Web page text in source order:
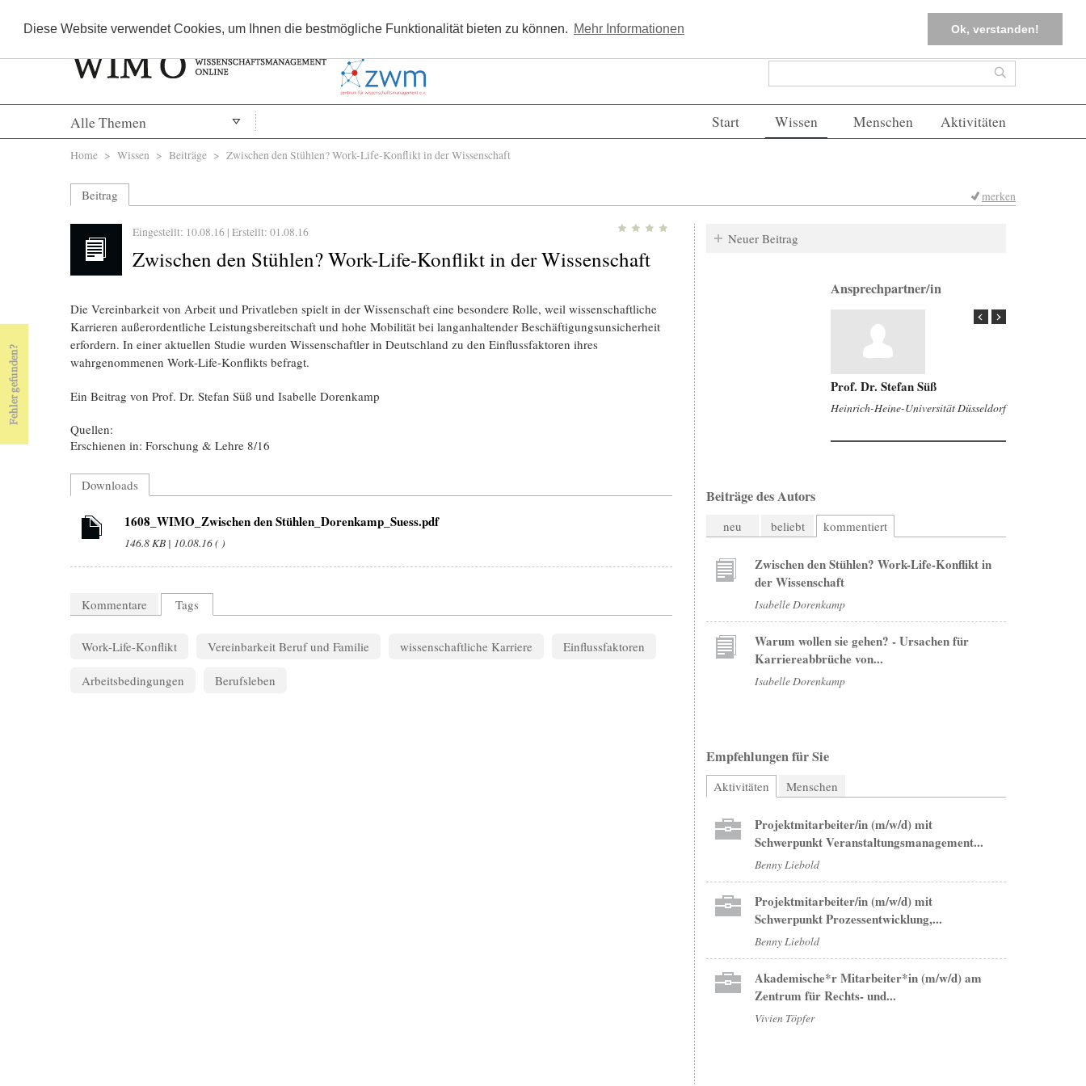
Diese Website verwendet Cookies, um Ihnen die bestmögliche Funktionalität bieten zu können. Mehr Informationen Ok, verstanden!
Kostenlos registrieren FAQs Einloggen
Suchformular Suche
Alle Themen Start Wissen Menschen Aktivitäten
Sie sind hier
Home > Wissen > Beiträge > Zwischen den Stühlen? Work-Life-Konflikt in der Wissenschaft
Beitrag merken
Eingestellt: 10.08.16 | Erstellt: 01.08.16
Zwischen den Stühlen? Work-Life-Konflikt in der Wissenschaft
Die Vereinbarkeit von Arbeit und Privatleben spielt in der Wissenschaft eine besondere Rolle, weil wissenschaftliche
Karrieren außerordentliche Leistungsbereitschaft und hohe Mobilität bei langanhaltender Beschäftigungsunsicherheit
erfordern. In einer aktuellen Studie wurden Wissenschaftler in Deutschland zu den Einflussfaktoren ihres
wahrgenommenen Work-Life-Konflikts befragt.
Ein Beitrag von Prof. Dr. Stefan Süß und Isabelle Dorenkamp
Quellen:
Erschienen in: Forschung & Lehre 8/16
Downloads
1608_WIMO_Zwischen den Stühlen_Dorenkamp_Suess.pdf
146.8 KB | 10.08.16 ( )
Kommentare Tags
Work-Life-Konflikt Vereinbarkeit Beruf und Familie wissenschaftliche Karriere Einflussfaktoren
Arbeitsbedingungen Berufsleben
Neuer Beitrag
Ansprechpartner/in
« Prev Page
Next Page »
Prof. Dr. Stefan Süß
Heinrich-Heine-Universität Düsseldorf
Beiträge des Autors
neu beliebt kommentiert
Zwischen den Stühlen? Work-Life-Konflikt in
der Wissenschaft
Isabelle Dorenkamp
Warum wollen sie gehen? - Ursachen für
Karriereabbrüche von...
Isabelle Dorenkamp
Empfehlungen für Sie
Aktivitäten (aktiver Reiter)
Menschen
Projektmitarbeiter/in (m/w/d) mit
Schwerpunkt Veranstaltungsmanagement...
Benny Liebold
Projektmitarbeiter/in (m/w/d) mit
Schwerpunkt Prozessentwicklung,...
Benny Liebold
Akademische*r Mitarbeiter*in (m/w/d) am
Zentrum für Rechts- und...
Vivien Töpfer